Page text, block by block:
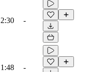
2:30 -
1:48 -